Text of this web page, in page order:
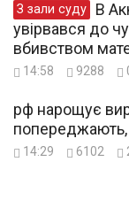
З зали суду
увірвався до
вбивством
14:58 9288
рф нарощує
14:29 6102